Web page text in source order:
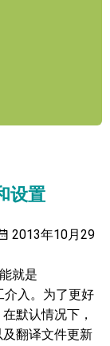
设置
2013年10月29
就是
介入。为了更好
默认情况下，
翻译文件更新